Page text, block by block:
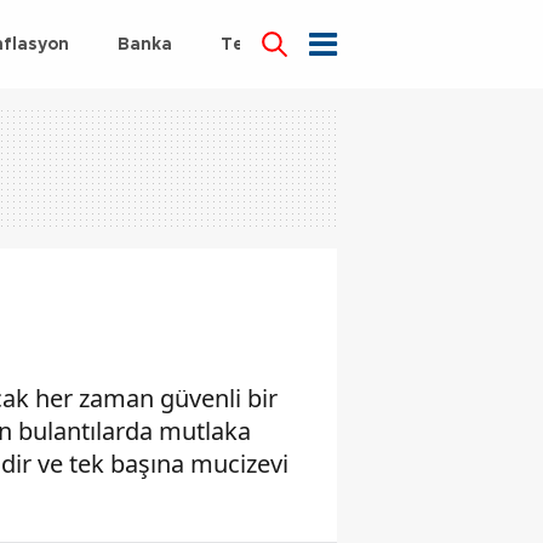
Banka Teknoloji
her zaman güvenli bir
bulantılarda mutlaka
ve tek başına mucizevi